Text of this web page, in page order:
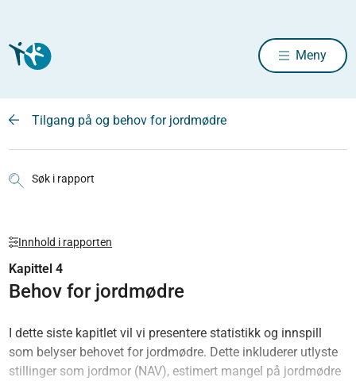
Meny
Tilgang på og behov for jordmødre
Søk i rapport
Innhold i rapporten
Kapittel 4
Behov for jordmødre
I dette siste kapitlet vil vi presentere statistikk og innspill
som belyser behovet for jordmødre. Dette inkluderer utlyste
stillinger som jordmor (NAV), estimert mangel på jordmødre